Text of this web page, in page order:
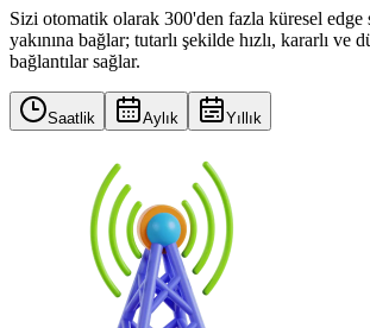
Sizi otomatik olarak 300'den fazla küresel edge
yakınına bağlar; tutarlı şekilde hızlı, kararlı ve
bağlantılar sağlar.
Saatlik Aylık Yıllık